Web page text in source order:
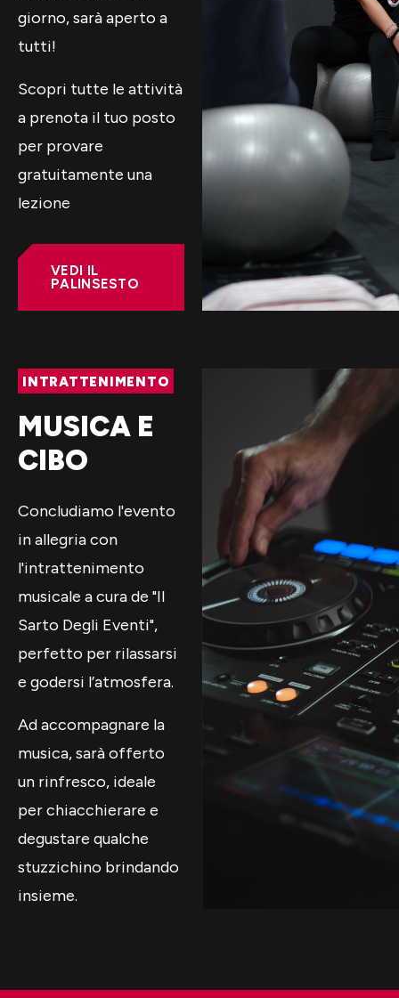
giorno, sarà aperto a
tutti!
Scopri tutte le attività
a prenota il tuo posto
per provare
gratuitamente una
lezione
VEDI IL
PALINSESTO
INTRATTENIMENTO
MUSICA E
CIBO
Concludiamo l'evento
in allegria con
l'intrattenimento
musicale a cura de "Il
Sarto Degli Eventi",
perfetto per rilassarsi
e godersi l’atmosfera.
Ad accompagnare la
musica, sarà offerto
un rinfresco, ideale
per chiacchierare e
degustare qualche
stuzzichino brindando
insieme.